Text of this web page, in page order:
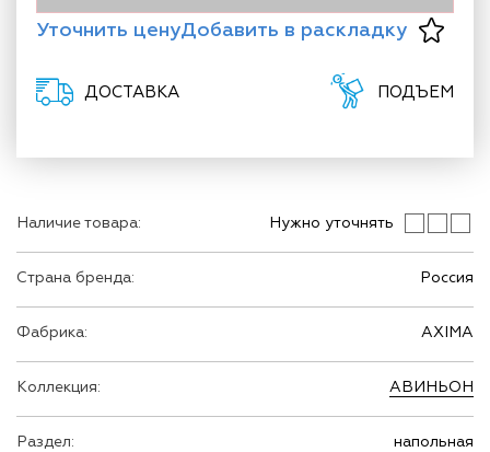
Наличие товара: Нужно уточнять
Страна бренда: Россия
Фабрика: AXIMA
Коллекция: АВИНЬОН
Раздел: напольная
Уточнить ценуДобавить в раскладку
ДОСТАВКА ПОДЪЕМ